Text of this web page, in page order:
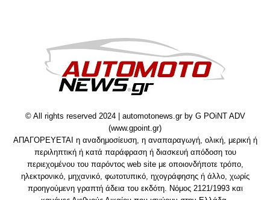
© All rights reserved 2024 | automotonews.gr by G POiNT ADV
(www.gpoint.gr)
ΑΠΑΓΟΡΕΥΕΤΑΙ η αναδημοσίευση, η αναπαραγωγή, ολική, μερική ή
περιληπτική ή κατά παράφραση ή διασκευή απόδοση του
περιεχομένου του παρόντος web site με οποιονδήποτε τρόπο,
ηλεκτρονικό, μηχανικό, φωτοτυπικό, ηχογράφησης ή άλλο, χωρίς
προηγούμενη γραπτή άδεια του εκδότη. Νόμος 2121/1993 και